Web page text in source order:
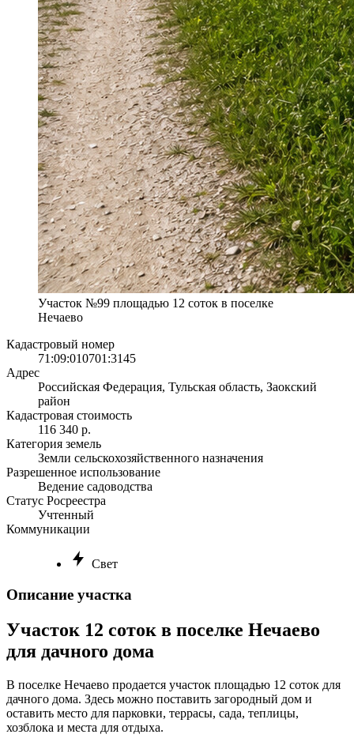
Участок №99 площадью 12 соток в поселке
Нечаево
Кадастровый номер
71:09:010701:3145
Адрес
Российская Федерация, Тульская область, Заокский
район
Кадастровая стоимость
116 340 р.
Категория земель
Земли сельскохозяйственного назначения
Разрешенное использование
Ведение садоводства
Статус Росреестра
Учтенный
Коммуникации
Свет
Описание участка
Участок 12 соток в поселке Нечаево
для дачного дома
В поселке Нечаево продается участок площадью 12 соток для
дачного дома. Здесь можно поставить загородный дом и
оставить место для парковки, террасы, сада, теплицы,
хозблока и места для отдыха.